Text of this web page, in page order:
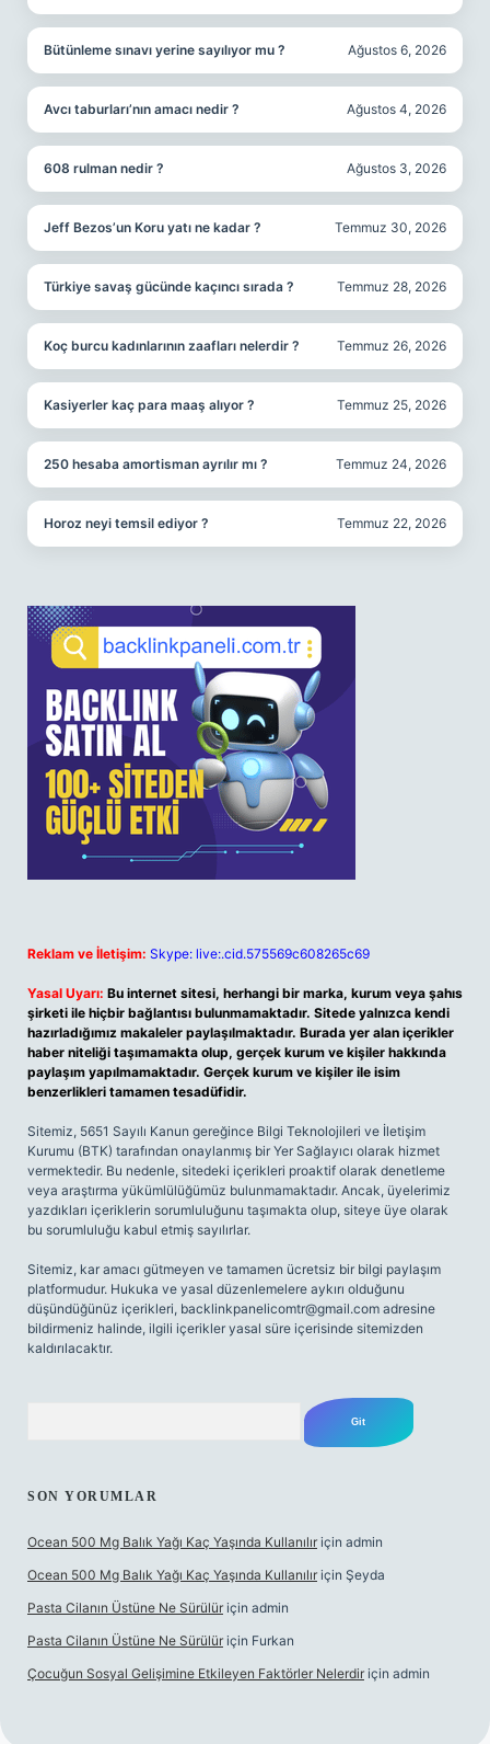
Bütünleme sınavı yerine sayılıyor mu ? Ağustos 6, 2026
Avcı taburları’nın amacı nedir ? Ağustos 4, 2026
608 rulman nedir ? Ağustos 3, 2026
Jeff Bezos’un Koru yatı ne kadar ? Temmuz 30, 2026
Türkiye savaş gücünde kaçıncı sırada ? Temmuz 28, 2026
Koç burcu kadınlarının zaafları nelerdir ? Temmuz 26, 2026
Kasiyerler kaç para maaş alıyor ? Temmuz 25, 2026
250 hesaba amortisman ayrılır mı ? Temmuz 24, 2026
Horoz neyi temsil ediyor ? Temmuz 22, 2026
Reklam ve İletişim: Skype: live:.cid.575569c608265c69
Yasal Uyarı: Bu internet sitesi, herhangi bir marka, kurum veya şahıs
şirketi ile hiçbir bağlantısı bulunmamaktadır. Sitede yalnızca kendi
hazırladığımız makaleler paylaşılmaktadır. Burada yer alan içerikler
haber niteliği taşımamakta olup, gerçek kurum ve kişiler hakkında
paylaşım yapılmamaktadır. Gerçek kurum ve kişiler ile isim
benzerlikleri tamamen tesadüfidir.
Sitemiz, 5651 Sayılı Kanun gereğince Bilgi Teknolojileri ve İletişim
Kurumu (BTK) tarafından onaylanmış bir Yer Sağlayıcı olarak hizmet
vermektedir. Bu nedenle, sitedeki içerikleri proaktif olarak denetleme
veya araştırma yükümlülüğümüz bulunmamaktadır. Ancak, üyelerimiz
yazdıkları içeriklerin sorumluluğunu taşımakta olup, siteye üye olarak
bu sorumluluğu kabul etmiş sayılırlar.
Sitemiz, kar amacı gütmeyen ve tamamen ücretsiz bir bilgi paylaşım
platformudur. Hukuka ve yasal düzenlemelere aykırı olduğunu
düşündüğünüz içerikleri, backlinkpanelicomtr@gmail.com adresine
bildirmeniz halinde, ilgili içerikler yasal süre içerisinde sitemizden
kaldırılacaktır.
SON YORUMLAR
Ocean 500 Mg Balık Yağı Kaç Yaşında Kullanılır için admin
Ocean 500 Mg Balık Yağı Kaç Yaşında Kullanılır için Şeyda
Pasta Cilanın Üstüne Ne Sürülür için admin
Pasta Cilanın Üstüne Ne Sürülür için Furkan
Çocuğun Sosyal Gelişimine Etkileyen Faktörler Nelerdir için admin